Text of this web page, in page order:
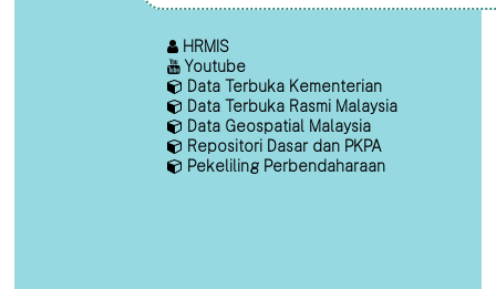
HRMIS
Youtube
Data Terbuka Kementerian
Data Terbuka Rasmi Malaysia
Data Geospatial Malaysia
Repositori Dasar dan PKPA
Pekeliling Perbendaharaan